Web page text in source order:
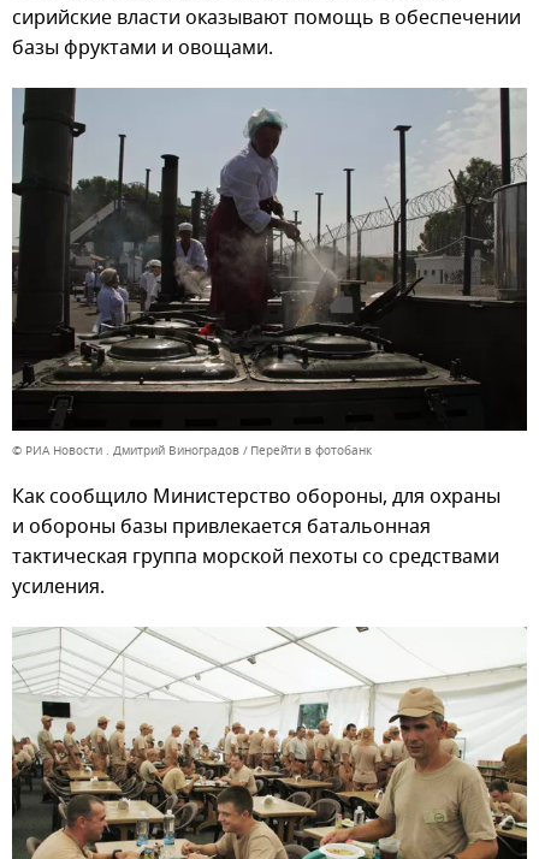
сирийские власти оказывают помощь в обеспечении
базы фруктами и овощами.
© РИА Новости . Дмитрий Виноградов Перейти в фотобанк
Как сообщило Министерство обороны, для охраны
и обороны базы привлекается батальонная
тактическая группа морской пехоты со средствами
усиления.